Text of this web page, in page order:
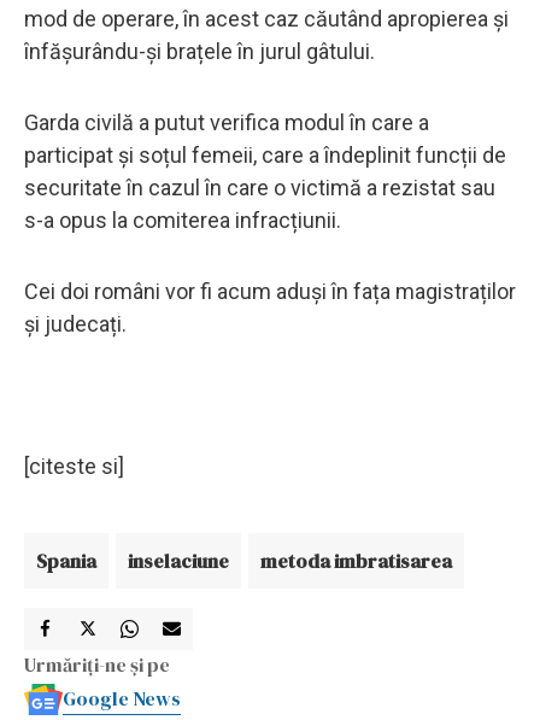
mod de operare, în acest caz căutând apropierea și
înfășurându-și brațele în jurul gâtului.
Garda civilă a putut verifica modul în care a
participat și soțul femeii, care a îndeplinit funcții de
securitate în cazul în care o victimă a rezistat sau
s-a opus la comiterea infracțiunii.
Cei doi români vor fi acum aduși în fața magistraților
și judecați.
[citeste si]
Spania inselaciune metoda imbratisarea
Urmăriți-ne și pe
Google News